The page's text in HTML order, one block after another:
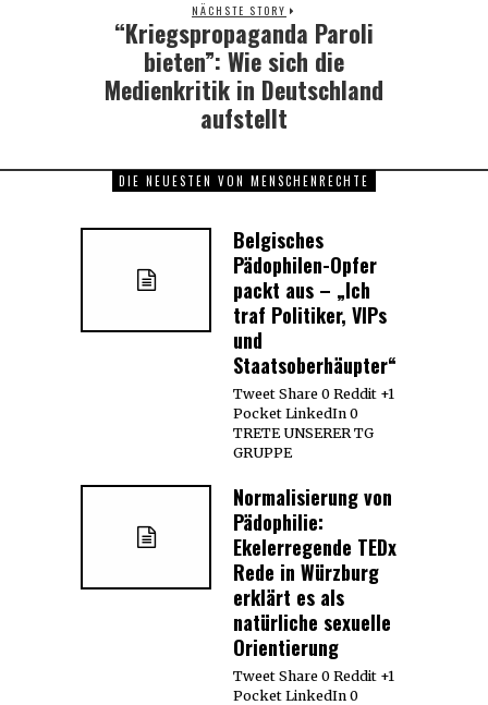
NÄCHSTE STORY
Next
post:
“Kriegspropaganda Paroli
bieten”: Wie sich die
Medienkritik in Deutschland
aufstellt
DIE NEUESTEN VON MENSCHENRECHTE
Belgisches
Pädophilen-Opfer
packt aus – „Ich
traf Politiker, VIPs
und
Staatsoberhäupter“
Tweet Share 0 Reddit +1
Pocket LinkedIn 0
TRETE UNSERER TG
GRUPPE
Normalisierung von
Pädophilie:
Ekelerregende TEDx
Rede in Würzburg
erklärt es als
natürliche sexuelle
Orientierung
Tweet Share 0 Reddit +1
Pocket LinkedIn 0